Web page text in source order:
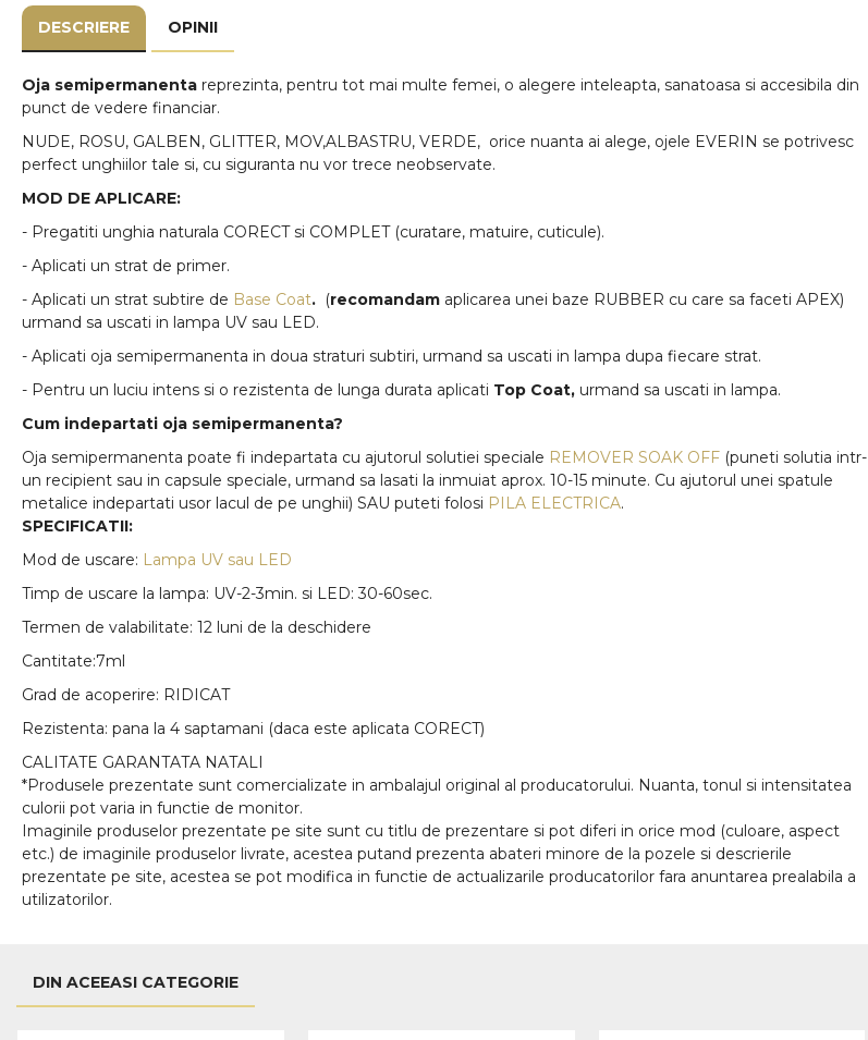
DESCRIERE OPINII
Oja semipermanenta reprezinta, pentru tot mai multe femei, o alegere inteleapta, sanatoasa si accesibila din
punct de vedere financiar.
NUDE, ROSU, GALBEN, GLITTER, MOV,ALBASTRU, VERDE, orice nuanta ai alege, ojele EVERIN se potrivesc
perfect unghiilor tale si, cu siguranta nu vor trece neobservate.
MOD DE APLICARE:
- Pregatiti unghia naturala CORECT si COMPLET (curatare, matuire, cuticule).
- Aplicati un strat de primer.
- Aplicati un strat subtire de Base Coat. (recomandam aplicarea unei baze RUBBER cu care sa faceti APEX)
urmand sa uscati in lampa UV sau LED.
- Aplicati oja semipermanenta in doua straturi subtiri, urmand sa uscati in lampa dupa fiecare strat.
- Pentru un luciu intens si o rezistenta de lunga durata aplicati Top Coat, urmand sa uscati in lampa.
Cum indepartati oja semipermanenta?
Oja semipermanenta poate fi indepartata cu ajutorul solutiei speciale REMOVER SOAK OFF (puneti solutia intr-
un recipient sau in capsule speciale, urmand sa lasati la inmuiat aprox. 10-15 minute. Cu ajutorul unei spatule
metalice indepartati usor lacul de pe unghii) SAU puteti folosi PILA ELECTRICA.
SPECIFICATII:
Mod de uscare: Lampa UV sau LED
Timp de uscare la lampa: UV-2-3min. si LED: 30-60sec.
Termen de valabilitate: 12 luni de la deschidere
Cantitate:7ml
Grad de acoperire: RIDICAT
Rezistenta: pana la 4 saptamani (daca este aplicata CORECT)
CALITATE GARANTATA NATALI
*Produsele prezentate sunt comercializate in ambalajul original al producatorului. Nuanta, tonul si intensitatea
culorii pot varia in functie de monitor.
Imaginile produselor prezentate pe site sunt cu titlu de prezentare si pot diferi in orice mod (culoare, aspect
etc.) de imaginile produselor livrate, acestea putand prezenta abateri minore de la pozele si descrierile
prezentate pe site, acestea se pot modifica in functie de actualizarile producatorilor fara anuntarea prealabila a
utilizatorilor.
DIN ACEEASI CATEGORIE